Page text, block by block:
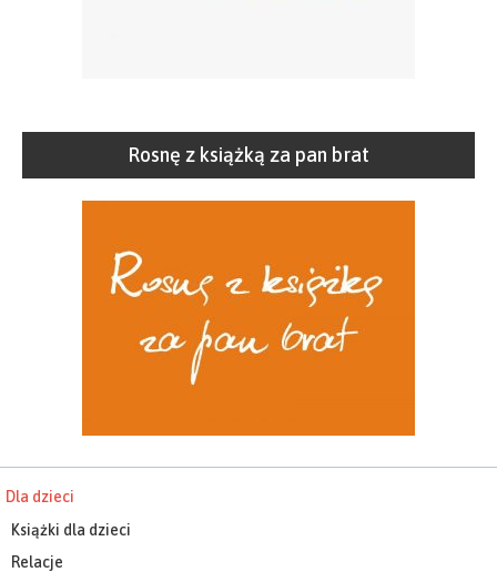
Rosnę z książką za pan brat
Dla dzieci
Książki dla dzieci
Relacje